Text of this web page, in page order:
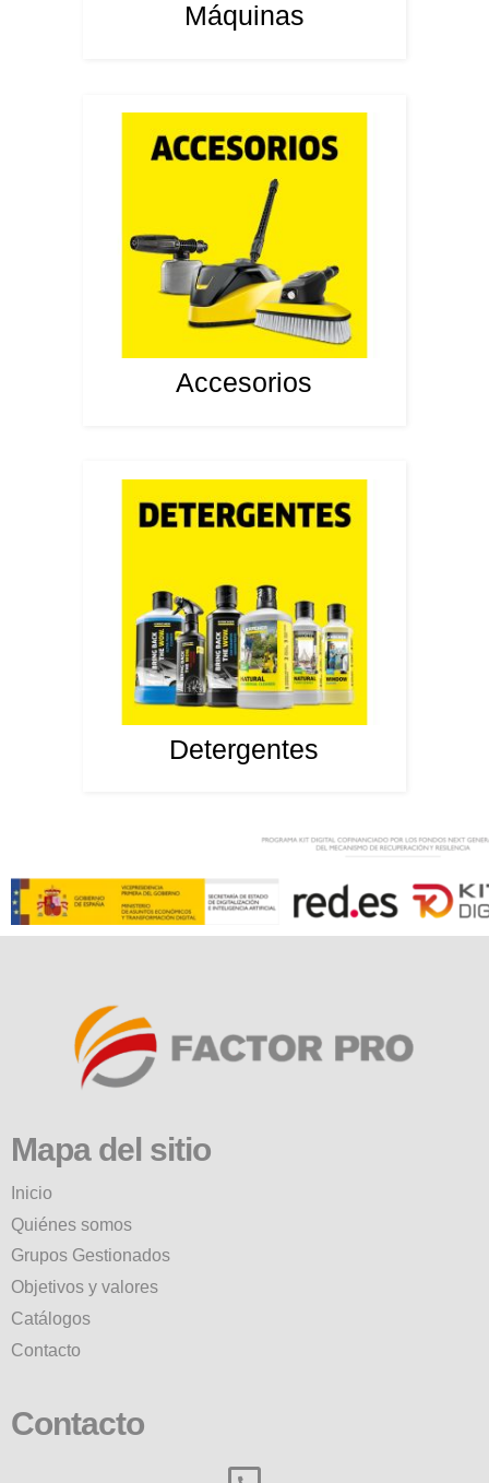
Máquinas
Accesorios
Detergentes
Mapa del sitio
Inicio
Quiénes somos
Grupos Gestionados
Objetivos y valores
Catálogos
Contacto
Contacto